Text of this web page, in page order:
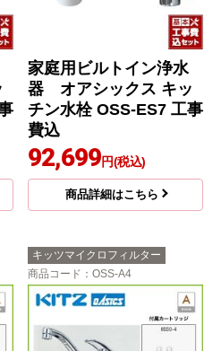
家庭用ビルトイン浄水
器 オアシックス キッ
チン水栓 OSS-ES7 工事
費込
92,699円(税込)
商品詳細はこちら
キッツマイクロフィルター
商品コード ：OSS-A4